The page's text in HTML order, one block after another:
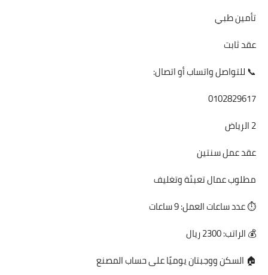
تأمين طبي
عقد ثابت
📞 للتواصل واتساب أو اتصال:
0102829617
2 الرياض
عقد عمل سنتين
مطلوب عمال تعبئة وتغليف
⏱ عدد ساعات العمل: 9 ساعات
💰 الراتب: 2300 ريال
🏠 السكن ووجبتان يوميًا على حساب المصنع